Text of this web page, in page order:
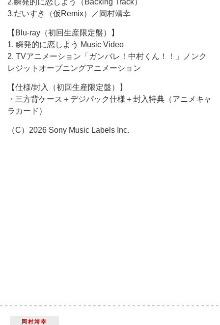
2.瞬発的に恋しよう（Backing Track）
3.だいすき（仮Remix）／岡村靖幸
【Blu-ray（初回生産限定盤）】
1. 瞬発的に恋しよう Music Video
2. TVアニメーション「ガンバレ！中村くん！！」ノンク
レジットオープニングアニメーション
【仕様/封入（初回生産限定盤）】
・三方背ケース＋デジパック仕様＋封入特典（アニメキャ
ラカード）
（C）2026 Sony Music Labels Inc.
岡村靖幸